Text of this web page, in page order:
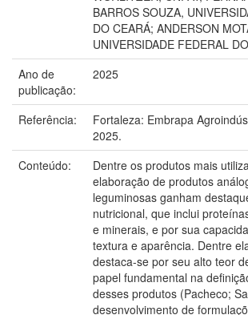
BARROS SOUZA,
DO CEARÁ; ANDERSON
UNIVERSIDADE FEDERAL
Ano de
publicação:
2025
Referência:
Fortaleza: Embrapa
2025.
Conteúdo:
Dentre os produtos mais
elaboração de produtos
leguminosas ganham
nutricional, que inclui
e minerais, e por sua
textura e aparência. Dentre
destaca-se por seu alto teor
papel fundamental na
desses produtos (Pacheco;
desenvolvimento de